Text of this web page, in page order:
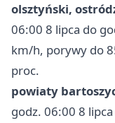
olsztyński,
06:00 8 lipca do
km/h, porywy do
proc.
powiaty
godz. 06:00 8